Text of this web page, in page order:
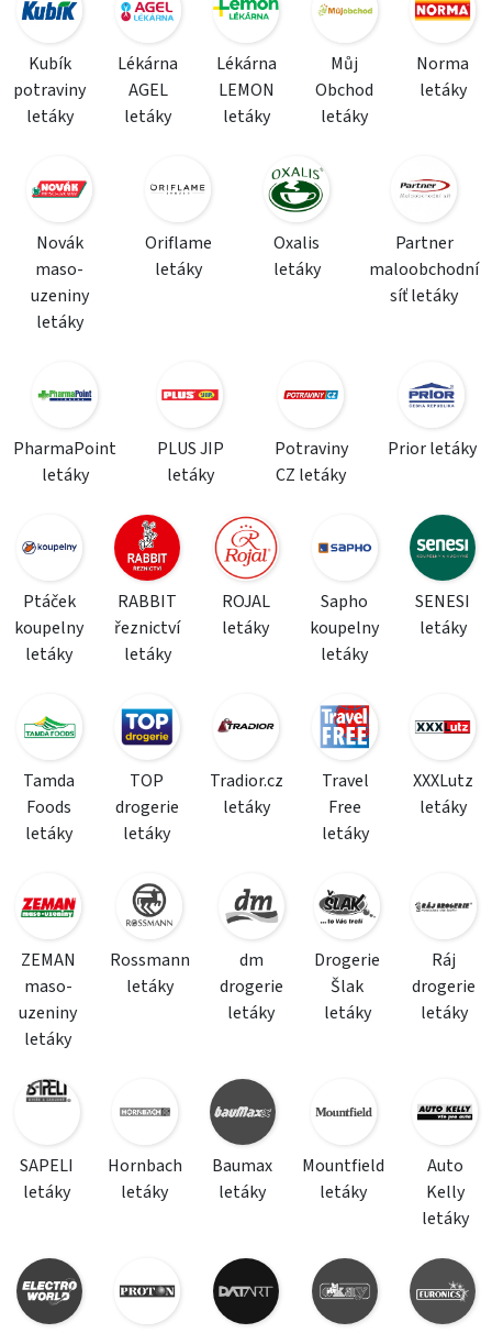
Kubík
potraviny
letáky
Lékárna
AGEL
letáky
Lékárna
LEMON
letáky
Můj
Obchod
letáky
Norma
letáky
Novák
maso-
uzeniny
letáky
Oriflame
letáky
Oxalis
letáky
Partner
maloobchodní
síť letáky
PharmaPoint
letáky
PLUS JIP
letáky
Potraviny
CZ letáky
Prior letáky
Ptáček
koupelny
letáky
RABBIT
řeznictví
letáky
ROJAL
letáky
Sapho
koupelny
letáky
SENESI
letáky
Tamda
Foods
letáky
TOP
drogerie
letáky
Tradior.cz
letáky
Travel
Free
letáky
XXXLutz
letáky
ZEMAN
maso-
uzeniny
letáky
Rossmann
letáky
dm
drogerie
letáky
Drogerie
Šlak
letáky
Ráj
drogerie
letáky
SAPELI
letáky
Hornbach
letáky
Baumax
letáky
Mountfield
letáky
Auto
Kelly
letáky